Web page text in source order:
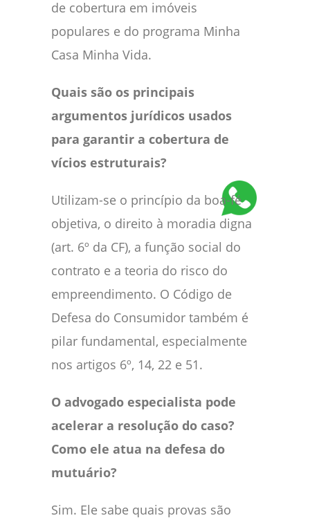
de cobertura em imóveis
populares e do programa Minha
Casa Minha Vida.
Quais são os principais
argumentos jurídicos usados
para garantir a cobertura de
vícios estruturais?
Utilizam-se o princípio da boa-fé
objetiva, o direito à moradia digna
(art. 6º da CF), a função social do
contrato e a teoria do risco do
empreendimento. O Código de
Defesa do Consumidor também é
pilar fundamental, especialmente
nos artigos 6º, 14, 22 e 51.
O advogado especialista pode
acelerar a resolução do caso?
Como ele atua na defesa do
mutuário?
Sim. Ele sabe quais provas são